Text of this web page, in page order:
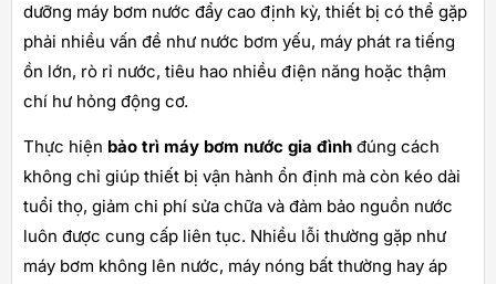
dưỡng máy bơm nước đẩy cao định kỳ, thiết bị có thể gặp
phải nhiều vấn đề như nước bơm yếu, máy phát ra tiếng
ồn lớn, rò rỉ nước, tiêu hao nhiều điện năng hoặc thậm
chí hư hỏng động cơ.
Thực hiện bảo trì máy bơm nước gia đình đúng cách
không chỉ giúp thiết bị vận hành ổn định mà còn kéo dài
tuổi thọ, giảm chi phí sửa chữa và đảm bảo nguồn nước
luôn được cung cấp liên tục. Nhiều lỗi thường gặp như
máy bơm không lên nước, máy nóng bất thường hay áp